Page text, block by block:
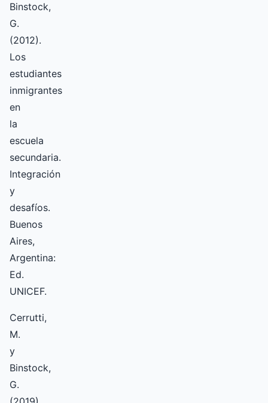
Binstock,
G.
(2012).
Los
estudiantes
inmigrantes
en
la
escuela
secundaria.
Integración
y
desafíos.
Buenos
Aires,
Argentina:
Ed.
UNICEF.
Cerrutti,
M.
y
Binstock,
G.